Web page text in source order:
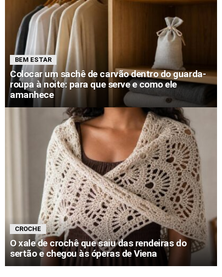
BEM ESTAR
Colocar um sachê de carvão dentro do guarda-
roupa à noite: para que serve e como ele
amanhece
CROCHE
O xale de crochê que saiu das rendeiras do
sertão e chegou às óperas de Viena